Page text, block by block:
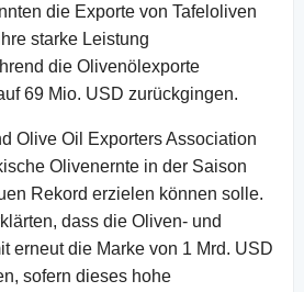
die Exporte von Tafeloliven
starke Leistung
die Olivenölexporte
69 Mio. USD zurückgingen.
Olive Oil Exporters Association
Olivenernte in der Saison
Rekord erzielen können solle.
dass die Oliven- und
erneut die Marke von 1 Mrd. USD
sofern dieses hohe